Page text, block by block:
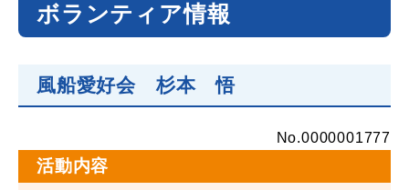
ボランティア情報
風船愛好会 杉本 悟
No.0000001777
活動内容